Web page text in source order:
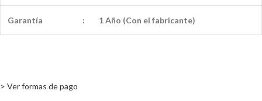
Garantía : 1 Año (Con el fabricante)
> Ver formas de pago